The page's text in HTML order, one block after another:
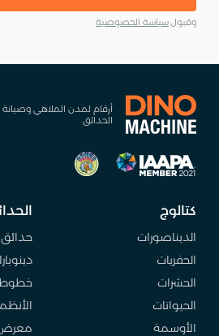
وقبولسياسة الخصوصية
أرقام لمدن الملاهي وصيانة
الحدائق
كتالوج
الديناصورات
الحفريات
الحشرات
الحيوانات
الأوسمة
حدائق
خطوط
معرض